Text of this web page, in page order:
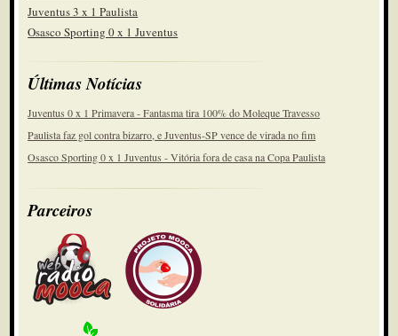
Juventus 3 x 1 Paulista
Osasco Sporting 0 x 1 Juventus
Últimas Notícias
Juventus 0 x 1 Primavera - Fantasma tira 100% do Moleque Travesso
Paulista faz gol contra bizarro, e Juventus-SP vence de virada no fim
Osasco Sporting 0 x 1 Juventus - Vitória fora de casa na Copa Paulista
Parceiros